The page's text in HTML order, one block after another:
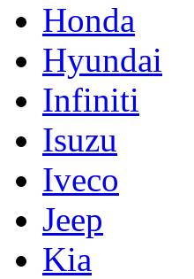
Honda
Hyundai
Infiniti
Isuzu
Iveco
Jeep
Kia